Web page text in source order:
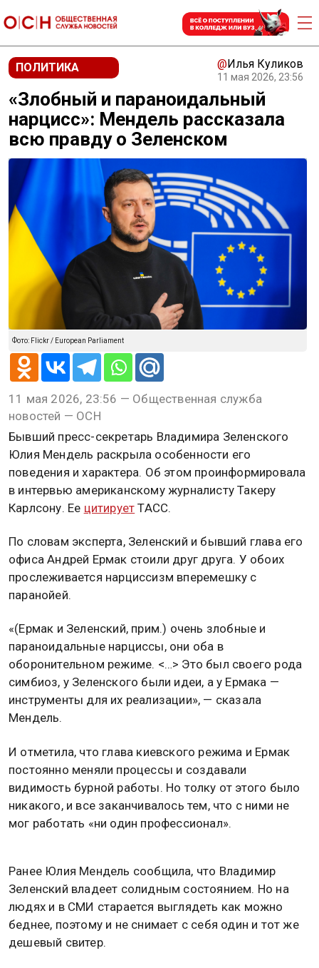
ПОЛИТИКА @Илья Куликов
11 мая 2026, 23:56
«Злобный и параноидальный
нарцисс»: Мендель рассказала
всю правду о Зеленском
Фото: Flickr / European Parliament
11 мая 2026, 23:56 — Общественная служба
новостей — ОСН
Бывший пресс-секретарь Владимира Зеленского
Юлия Мендель раскрыла особенности его
поведения и характера. Об этом проинформировала
в интервью американскому журналисту Такеру
Карлсону. Ее цитирует ТАСС.
По словам эксперта, Зеленский и бывший глава его
офиса Андрей Ермак стоили друг друга. У обоих
прослеживается нарциссизм вперемешку с
паранойей.
«(Ермак и Зеленский, прим.) очень злобные и
параноидальные нарциссы, они оба в
оборонительном режиме. <…> Это был своего рода
симбиоз, у Зеленского были идеи, а у Ермака —
инструменты для их реализации», — сказала
Мендель.
И отметила, что глава киевского режима и Ермак
постоянно меняли процессы и создавали
видимость бурной работы. Но толку от этого было
никакого, и все заканчивалось тем, что с ними не
мог работать «ни один профессионал».
Ранее Юлия Мендель сообщила, что Владимир
Зеленский владеет солидным состоянием. Но на
людях и в СМИ старается выглядеть как можно
беднее, поэтому и не снимает с себя один и тот же
дешевый свитер.